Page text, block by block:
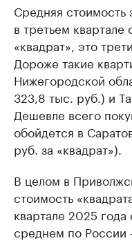
Средняя стоимость
в третьем квартале
«квадрат», это
Дороже такие
Нижегородской
323,8 тыс. руб.) и
Дешевле всего
обойдется в
руб. за «квадрат»).
В целом в
стоимость
квартале 2025
среднем по России